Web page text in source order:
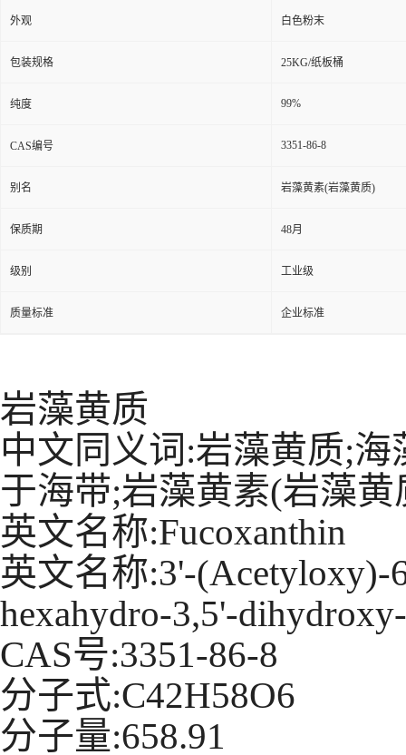
外观 白色粉末
包装规格 25KG/纸板桶
纯度 99%
CAS编号 3351-86-8
别名 岩藻黄素(岩藻黄质)
保质期 48月
级别 工业级
质量标准 企业标准
岩藻黄质
中文同义词:岩藻黄质;
于海带;岩藻黄素(岩藻黄
英文名称:Fucoxanthin
英文名称:3'-(Acetyloxy)-
hexahydro-3,5'-
CAS号:3351-86-8
分子式:C42H58O6
分子量:658.91